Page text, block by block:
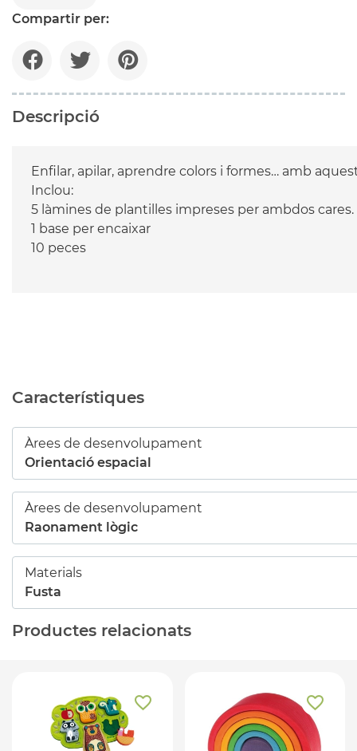
Compartir per:
Descripció
Enfilar, apilar, aprendre colors i formes… amb
Inclou:
5 làmines de plantilles impreses per ambdos cares.
1 base per encaixar
10 peces
Característiques
Àrees de desenvolupament
Orientació espacial
Àrees de desenvolupament
Raonament lògic
Materials
Fusta
Productes relacionats